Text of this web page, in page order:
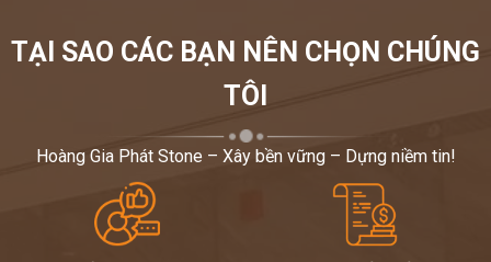
Đá nhân tạo solid surface S028
ứng dụng trong kiến trúc khách sạn 5 sao cao cấp
TẠI SAO CÁC BẠN NÊN CHỌN CHÚNG
TÔI
Hoàng Gia Phát Stone – Xây bền vững – Dựng niềm tin!